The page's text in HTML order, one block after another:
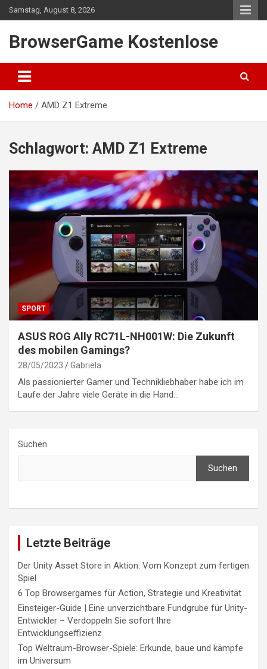
Skip
to
Samstag, August 8, 2026
BrowserGame Kostenlose
Home AMD Z1 Extreme
Schlagwort: AMD Z1 Extreme
SPORT
ASUS ROG Ally RC71L-NH001W: Die Zukunft
des mobilen Gamings?
28/05/2023 Gabriela
Als passionierter Gamer und Technikliebhaber habe ich im
Laufe der Jahre viele Geräte in die Hand…
Suchen
Suchen
Letzte Beiträge
Der Unity Asset Store in Aktion: Vom Konzept zum fertigen
Spiel
6 Top Browsergames für Action, Strategie und Kreativität
Einsteiger-Guide | Eine unverzichtbare Fundgrube für Unity-
Entwickler – Verdoppeln Sie sofort Ihre
Entwicklungseffizienz
Top Weltraum-Browser-Spiele: Erkunde, baue und kämpfe
im Universum